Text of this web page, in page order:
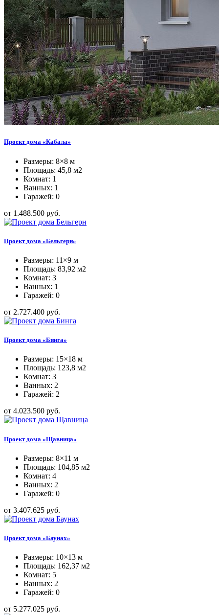
Проект дома «Кабала»
Размеры: 8×8 м
Площадь: 45,8 м2
Комнат: 1
Ванных: 1
Гаражей: 0
от 1.488.500 руб.
Проект дома «Бельгерн»
Размеры: 11×9 м
Площадь: 83,92 м2
Комнат: 3
Ванных: 1
Гаражей: 0
от 2.727.400 руб.
Проект дома «Бинга»
Размеры: 15×18 м
Площадь: 123,8 м2
Комнат: 3
Ванных: 2
Гаражей: 2
от 4.023.500 руб.
Проект дома «Щавница»
Размеры: 8×11 м
Площадь: 104,85 м2
Комнат: 4
Ванных: 2
Гаражей: 0
от 3.407.625 руб.
Проект дома «Баунах»
Размеры: 10×13 м
Площадь: 162,37 м2
Комнат: 5
Ванных: 2
Гаражей: 0
от 5.277.025 руб.